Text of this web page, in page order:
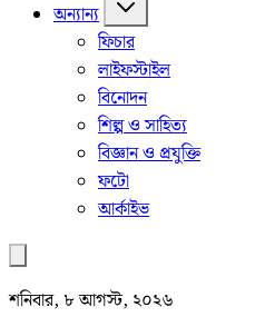
অন্যান্য
ফিচার
লাইফস্টাইল
বিনোদন
শিল্প ও সাহিত্য
বিজ্ঞান ও প্রযুক্তি
ফটো
আর্কাইভ
শনিবার, ৮ আগস্ট, ২০২৬